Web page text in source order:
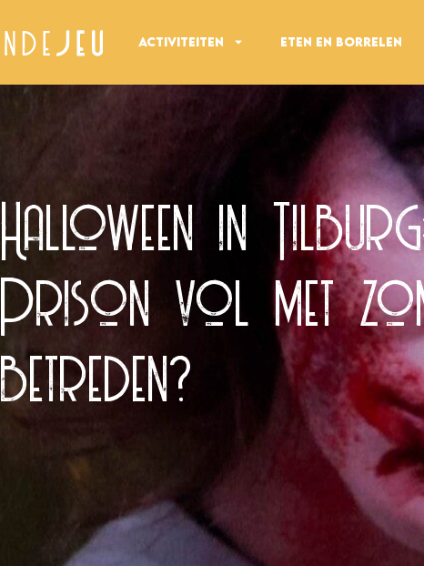
Activiteiten Eten en borrelen
Halloween in
Prison vol met
betreden?